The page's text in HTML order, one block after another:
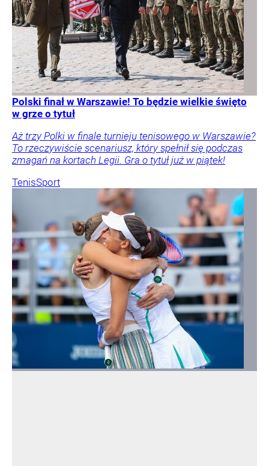
Polski finał w Warszawie! To będzie wielkie święto
w grze o tytuł
Aż trzy Polki w finale turnieju tenisowego w Warszawie?
To rzeczywiście scenariusz, który spełnił się podczas
zmagań na kortach Legii. Gra o tytuł już w piątek!
TenisSport